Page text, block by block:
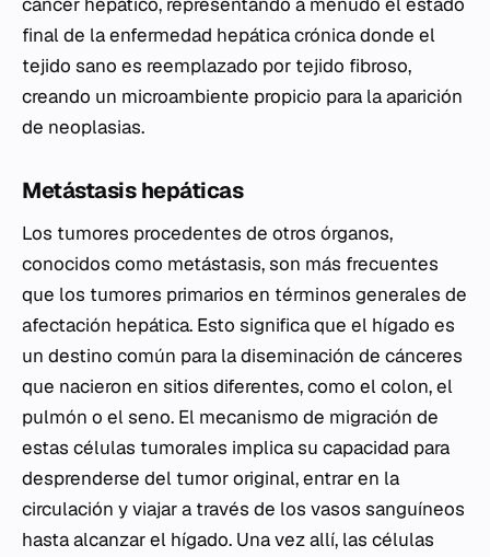
final de la enfermedad hepática crónica donde el
tejido sano es reemplazado por tejido fibroso,
creando un microambiente propicio para la aparición
de neoplasias.
Metástasis hepáticas
Los tumores procedentes de otros órganos,
conocidos como metástasis, son más frecuentes
que los tumores primarios en términos generales de
afectación hepática. Esto significa que el hígado es
un destino común para la diseminación de cánceres
que nacieron en sitios diferentes, como el colon, el
pulmón o el seno. El mecanismo de migración de
estas células tumorales implica su capacidad para
desprenderse del tumor original, entrar en la
circulación y viajar a través de los vasos sanguíneos
hasta alcanzar el hígado. Una vez allí, las células